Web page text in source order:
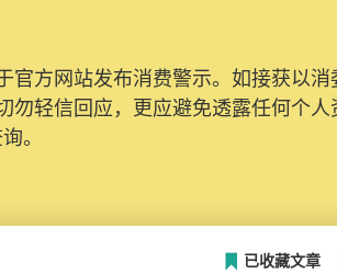
官方网站发布消费警示。如接获以
勿轻信回应，更应避免透露任何个
。
已收藏文章